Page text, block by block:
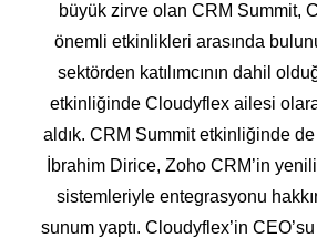
büyük zirve olan CRM Summit,
önemli etkinlikleri arasında
sektörden katılımcının dahil
etkinliğinde Cloudyflex ailesi
aldık. CRM Summit etkinliğinde de
İbrahim Dirice, Zoho CRM’in
sistemleriyle entegrasyonu
sunum yaptı. Cloudyflex’in